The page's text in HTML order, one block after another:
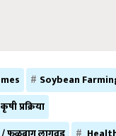
Soybean
कृषी प्रक्रिया